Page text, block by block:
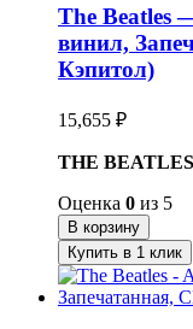
The Beatles
винил,
Кэпитол)
15,655 ₽
THE BEATLES
Оценка 0 из 5
В корзину
Купить в 1 клик